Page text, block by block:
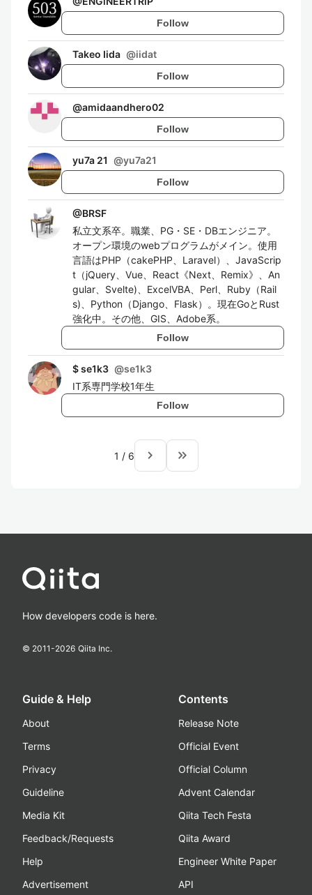
Follow
Takeo Iida @iidat
Follow
@amidaandhero02
Follow
yu7a 21 @yu7a21
Follow
@BRSF
私立文系卒。職業、PG・SE・DBエンジニア。
オープン環境のwebプログラムがメイン。使用
言語はPHP（cakePHP、Laravel）、JavaScrip
t（jQuery、Vue、React《Next、Remix》、An
gular、Svelte)、ExcelVBA、Perl、Ruby（Rail
s)、Python（Django、Flask）。現在GoとRust
強化中。その他、GIS、Adobe系。
Follow
$ se1k3 @se1k3
IT系専門学校1年生
Follow
1 / 6 navigate_next keyboard_double_arrow_right
How developers code is here.
© 2011-2026 Qiita Inc.
Guide & Help
About
Terms
Privacy
Guideline
Media Kit
Feedback/Requests
Help
Advertisement
Contents
Release Note
Official Event
Official Column
Advent Calendar
Qiita Tech Festa
Qiita Award
Engineer White Paper
API